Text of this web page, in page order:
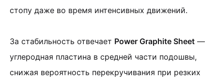
стопу даже во время интенсивных движений.
За стабильность отвечает Power Graphite Sheet —
углеродная пластина в средней части подошвы,
снижая вероятность перекручивания при резких